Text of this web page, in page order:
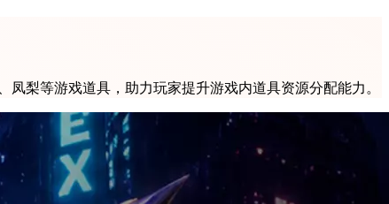
梨等游戏道具，助力玩家提升游戏内道具资源分配能力。